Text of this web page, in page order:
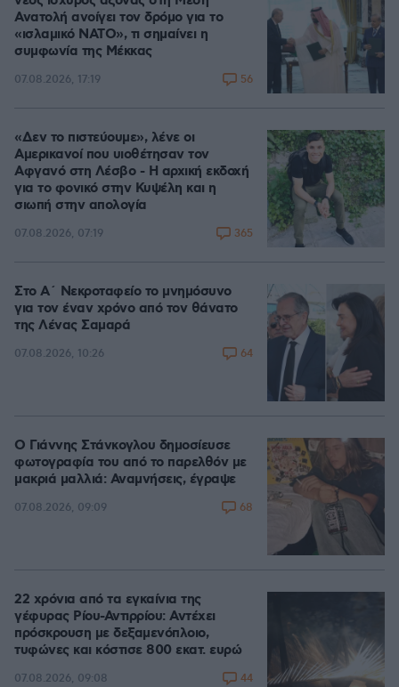
Ανατολή ανοίγει τον δρόμο για το
«ισλαμικό ΝΑΤΟ», τι σημαίνει η
συμφωνία της Μέκκας
07.08.2026, 17:19 56
«Δεν το πιστεύουμε», λένε οι
Αμερικανοί που υιοθέτησαν τον
Αφγανό στη Λέσβο - Η αρχική εκδοχή
για το φονικό στην Κυψέλη και η
σιωπή στην απολογία
07.08.2026, 07:19 365
Στο Α΄ Νεκροταφείο το μνημόσυνο
για τον έναν χρόνο από τον θάνατο
της Λένας Σαμαρά
07.08.2026, 10:26 64
Ο Γιάννης Στάνκογλου δημοσίευσε
φωτογραφία του από το παρελθόν με
μακριά μαλλιά: Αναμνήσεις, έγραψε
07.08.2026, 09:09 68
22 χρόνια από τα εγκαίνια της
γέφυρας Ρίου-Αντιρρίου: Αντέχει
πρόσκρουση με δεξαμενόπλοιο,
τυφώνες και κόστισε 800 εκατ. ευρώ
07.08.2026, 09:08 44